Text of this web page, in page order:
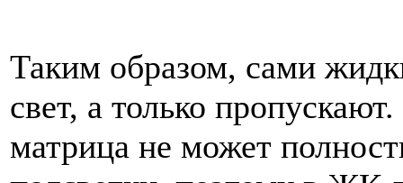
Таким образом, сами
свет, а только
матрица не может